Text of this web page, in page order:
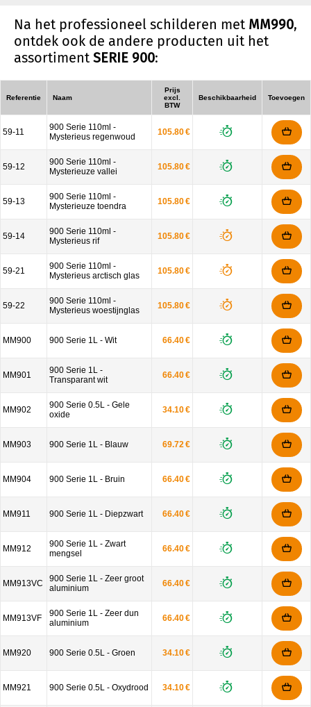
Na het professioneel schilderen met MM990,
ontdek ook de andere producten uit het
assortiment SERIE 900:
Referentie Naam
Prijs
excl.
BTW
Beschikbaarheid Toevoegen
59-11
900 Serie 110ml -
Mysterieus regenwoud
105.80 €
59-12
900 Serie 110ml -
Mysterieuze vallei
105.80 €
59-13
900 Serie 110ml -
Mysterieuze toendra
105.80 €
59-14
900 Serie 110ml -
Mysterieus rif
105.80 €
59-21
900 Serie 110ml -
Mysterieus arctisch glas
105.80 €
59-22
900 Serie 110ml -
Mysterieus woestijnglas
105.80 €
MM900 900 Serie 1L - Wit 66.40 €
MM901
900 Serie 1L -
Transparant wit
66.40 €
MM902
900 Serie 0.5L - Gele
oxide
34.10 €
MM903 900 Serie 1L - Blauw 69.72 €
MM904 900 Serie 1L - Bruin 66.40 €
MM911 900 Serie 1L - Diepzwart 66.40 €
MM912
900 Serie 1L - Zwart
mengsel
66.40 €
MM913VC
900 Serie 1L - Zeer groot
aluminium
66.40 €
MM913VF
900 Serie 1L - Zeer dun
aluminium
66.40 €
MM920 900 Serie 0.5L - Groen 34.10 €
MM921 900 Serie 0.5L - Oxydrood 34.10 €